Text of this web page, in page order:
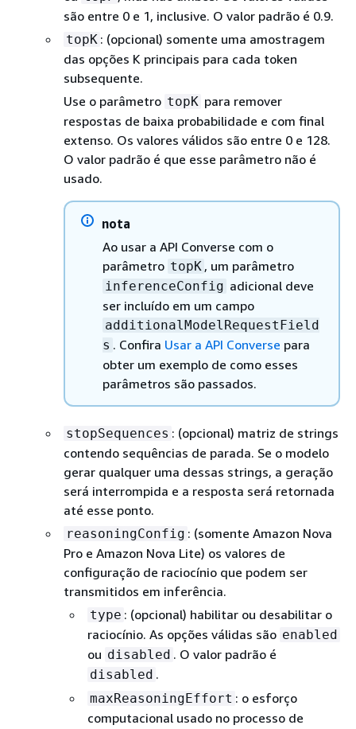
são entre 0 e 1, inclusive. O valor padrão é 0.9.
topK : (opcional) somente uma amostragem
das opções K principais para cada token
subsequente.
Use o parâmetro topK para remover
respostas de baixa probabilidade e com final
extenso. Os valores válidos são entre 0 e 128.
O valor padrão é que esse parâmetro não é
usado.
nota
Ao usar a API Converse com o
parâmetro topK , um parâmetro
inferenceConfig adicional deve
ser incluído em um campo
additionalModelRequestField
s . Confira Usar a API Converse para
obter um exemplo de como esses
parâmetros são passados.
stopSequences : (opcional) matriz de strings
contendo sequências de parada. Se o modelo
gerar qualquer uma dessas strings, a geração
será interrompida e a resposta será retornada
até esse ponto.
reasoningConfig : (somente Amazon Nova
Pro e Amazon Nova Lite) os valores de
configuração de raciocínio que podem ser
transmitidos em inferência.
type : (opcional) habilitar ou desabilitar o
raciocínio. As opções válidas são enabled
ou disabled . O valor padrão é
disabled .
maxReasoningEffort : o esforço
computacional usado no processo de